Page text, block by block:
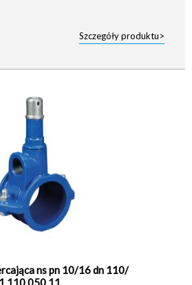
Szczegóły produktu>
ns pn 10/16 dn 110/
110 050 11